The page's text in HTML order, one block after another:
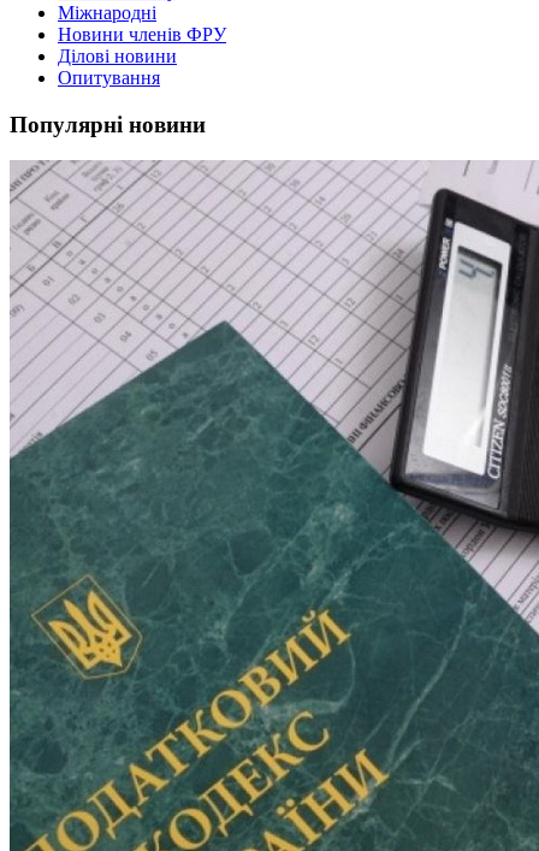
Міжнародні
Новини членів ФРУ
Ділові новини
Опитування
Популярні новини